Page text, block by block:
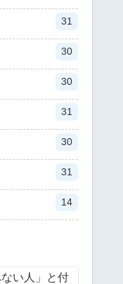
31
30
30
31
30
31
14
ない人」と付